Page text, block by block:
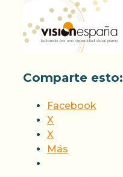
Comparte esto:
Facebook
X
X
Más